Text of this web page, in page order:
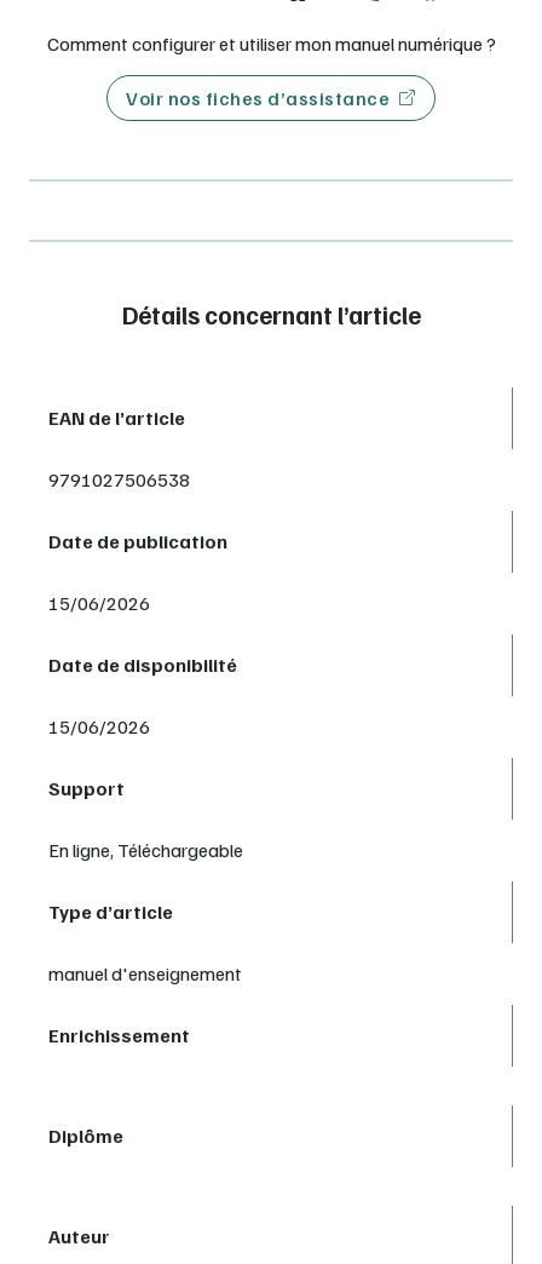
Comment configurer et utiliser mon manuel numérique ?
Voir nos fiches d’assistance
Détails concernant l’article
EAN de l’article
9791027506538
Date de publication
15/06/2026
Date de disponibilité
15/06/2026
Support
En ligne, Téléchargeable
Type d’article
manuel d'enseignement
Enrichissement
Diplôme
Auteur